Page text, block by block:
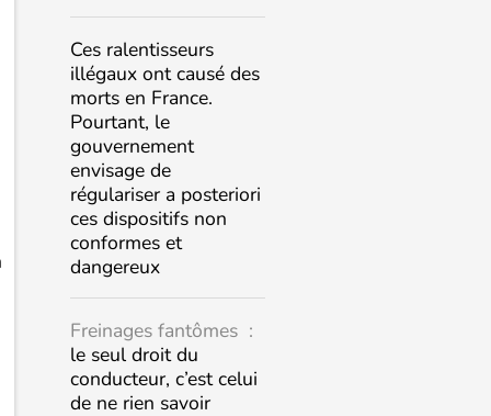
Ces ralentisseurs
illégaux ont causé des
morts en France.
Pourtant, le
gouvernement
envisage de
régulariser a posteriori
ces dispositifs non
conformes et
dangereux
Freinages fantômes :
le seul droit du
conducteur, c’est celui
de ne rien savoir